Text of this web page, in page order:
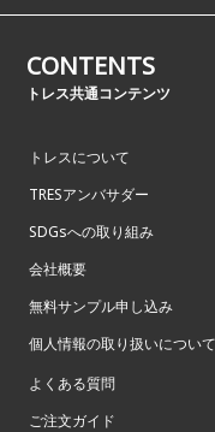
CONTENTS
トレス共通コンテンツ
トレスについて
TRESアンバサダー
SDGsへの取り組み
会社概要
無料サンプル申し込み
個人情報の取り扱いについて
よくある質問
ご注文ガイド